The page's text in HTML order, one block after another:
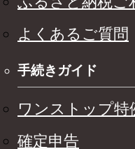
よくあるご質問
手続きガイド
ワンストップ特
確定申告